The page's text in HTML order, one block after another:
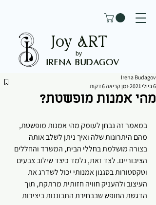
Joy ART
by
Irena Budagov
מהי אמנות מופשטת?
Irena Budagov
6 ביולי 2021
זמן קריאה 6 דקות
במאמר זה נבחן לעומק מהי אמנות מופשטת,
מהם היתרונות שלה ואיך ניתן לשלב אותה
בצורה מושלמת בחללי הבית, המשרד והחללים
הציבוריים. לצד זאת, נלמד כיצד שילוב צבעים
וטקסטורות בסגנון אמנותי יכול לשדרג את
העיצוב ולהעניק חוויה חזותית מרתקת, תוך
הדגשת החופש שבבחירת התבוננות ביצירות